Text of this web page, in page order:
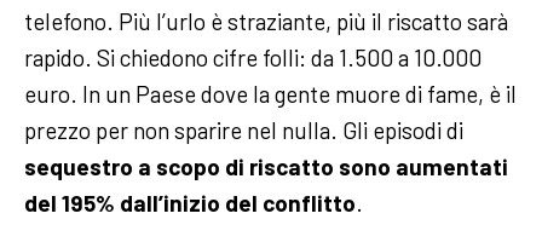
telefono. Più l’urlo è straziante, più il riscatto sarà
rapido. Si chiedono cifre folli: da 1.500 a 10.000
euro. In un Paese dove la gente muore di fame, è il
prezzo per non sparire nel nulla. Gli episodi di
sequestro a scopo di riscatto sono aumentati
del 195% dall’inizio del conflitto.